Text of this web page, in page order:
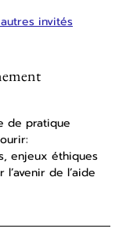
invités
de pratique
enjeux éthiques
de l’aide